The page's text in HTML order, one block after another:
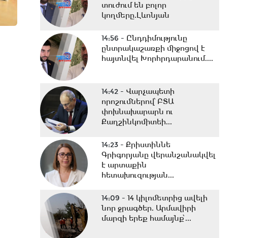
տուժում են բոլոր
կողմերը.Լևոնյան
14:56 - Ընդդիմությունը
ընտրակաշառքի միջոցով է
հայտնվել Խորհրդարանում....
14:42 - Վարչապետի
որոշումներով՝ ԲՏԱ
փոխնախարարն ու
Քաղշինկոմիտեի...
14:23 - Քրիստիննե
Գրիգորյանը վերանշանակվել
է արտաքին
հետախուզության...
14:09 - 14 կիլոմետրից ավելի
նոր ջրագծեր. Արմավիրի
մարզի երեք համայնք՝...